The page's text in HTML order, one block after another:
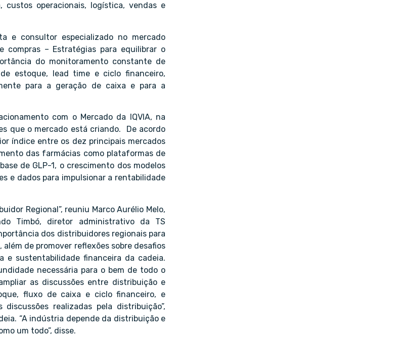
custos operacionais, logística, vendas e
e consultor especializado no mercado
compras – Estratégias para equilibrar o
do monitoramento constante de
estoque, lead time e ciclo financeiro,
para a geração de caixa e para a
com o Mercado da IQVIA, na
que o mercado está criando. De acordo
índice entre os dez principais mercados
das farmácias como plataformas de
de GLP-1, o crescimento dos modelos
e dados para impulsionar a rentabilidade
Regional”, reuniu Marco Aurélio Melo,
Timbó, diretor administrativo da TS
dos distribuidores regionais para
de promover reflexões sobre desafios
e sustentabilidade financeira da cadeia.
necessária para o bem de todo o
as discussões entre distribuição e
fluxo de caixa e ciclo financeiro, e
realizadas pela distribuição”,
“A indústria depende da distribuição e
um todo”, disse.